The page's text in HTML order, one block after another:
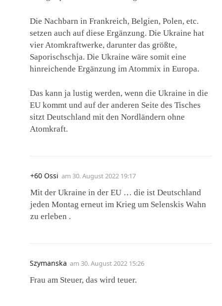
Die Nachbarn in Frankreich, Belgien, Polen, etc.
setzen auch auf diese Ergänzung. Die Ukraine hat
vier Atomkraftwerke, darunter das größte,
Saporischschja. Die Ukraine wäre somit eine
hinreichende Ergänzung im Atommix in Europa.
Das kann ja lustig werden, wenn die Ukraine in die
EU kommt und auf der anderen Seite des Tisches
sitzt Deutschland mit den Nordländern ohne
Atomkraft.
+60 Ossi am 30. August 2022 19:17
Mit der Ukraine in der EU … die ist Deutschland
jeden Montag erneut im Krieg um Selenskis Wahn
zu erleben .
Szymanska am 30. August 2022 15:26
Frau am Steuer, das wird teuer.